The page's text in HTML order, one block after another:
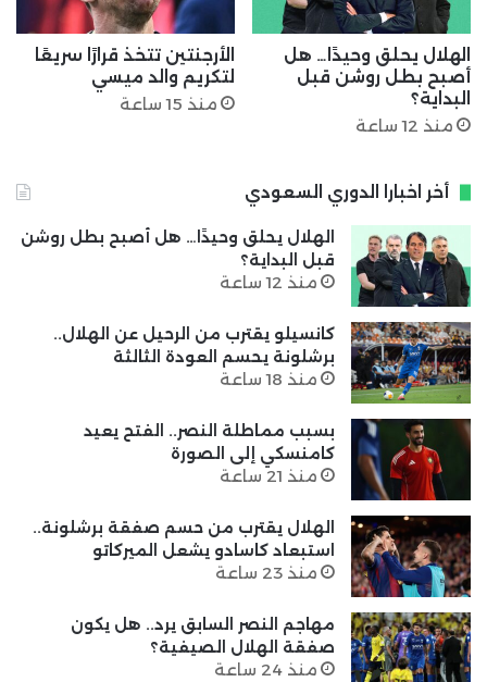
الهلال يحلق وحيدًا… هل
أصبح بطل روشن قبل
البداية؟
منذ 12 ساعة
الأرجنتين تتخذ قرارًا سريعًا
لتكريم والد ميسي
منذ 15 ساعة
أخر اخبارا الدوري السعودي
الهلال يحلق وحيدًا… هل أصبح بطل روشن
قبل البداية؟
منذ 12 ساعة
كانسيلو يقترب من الرحيل عن الهلال..
برشلونة يحسم العودة الثالثة
منذ 18 ساعة
بسبب مماطلة النصر.. الفتح يعيد
كامنسكي إلى الصورة
منذ 21 ساعة
الهلال يقترب من حسم صفقة برشلونة..
استبعاد كاسادو يشعل الميركاتو
منذ 23 ساعة
مهاجم النصر السابق يرد.. هل يكون
صفقة الهلال الصيفية؟
منذ 24 ساعة